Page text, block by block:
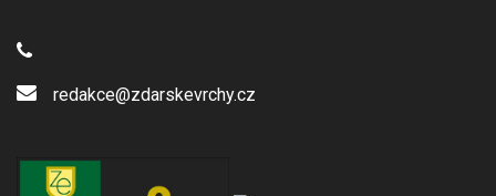
redakce@zdarskevrchy.cz